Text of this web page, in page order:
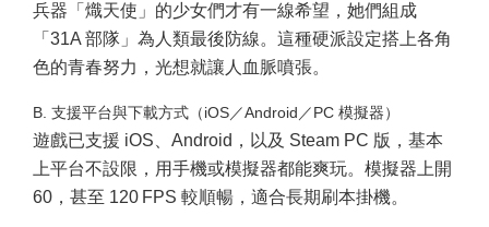
兵器「熾天使」的少女們才有一線希望，她們組成
「31A 部隊」為人類最後防線。這種硬派設定搭上各角
色的青春努力，光想就讓人血脈噴張。
B. 支援平台與下載方式（iOS／Android／PC 模擬器）
遊戲已支援 iOS、Android，以及 Steam PC 版，基本
上平台不設限，用手機或模擬器都能爽玩。模擬器上開
60，甚至 120 FPS 較順暢，適合長期刷本掛機。